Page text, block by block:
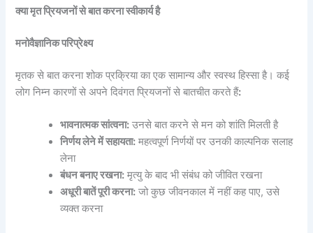
क्या मृत प्रियजनों से बात करना स्वीकार्य है
मनोवैज्ञानिक परिप्रेक्ष्य
मृतक से बात करना शोक प्रक्रिया का एक सामान्य और स्वस्थ हिस्सा है। कई
लोग निम्न कारणों से अपने दिवंगत प्रियजनों से बातचीत करते हैं:
भावनात्मक सांत्वना: उनसे बात करने से मन को शांति मिलती है
निर्णय लेने में सहायता: महत्वपूर्ण निर्णयों पर उनकी काल्पनिक सलाह
लेना
बंधन बनाए रखना: मृत्यु के बाद भी संबंध को जीवित रखना
अधूरी बातें पूरी करना: जो कुछ जीवनकाल में नहीं कह पाए, उसे
व्यक्त करना